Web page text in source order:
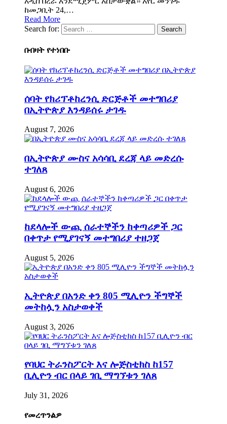
ከመጋቢት 24,…
Read More
Search for:
በብዛት የተነበቡ
ሰባት የክሪፕቶከረንሲ ድርጅቶች መተግበሪያ
በኢትዮጵያ እንዳይሰሩ ታገዱ
August 7, 2026
በኢትዮጵያ ሙስና አሳሳቢ ደረጃ ላይ መድረሱ
ተገለጸ
August 6, 2026
ከደላሎች ውጪ ሰራተኞችን ከቀጣሪዎች ጋር
በቀጥታ የሚያገናኝ መተግበሪያ ተዘጋጀ
August 5, 2026
ኢትዮጵያ በአንድ ቀን 805 ሚሊዮን ችግኞች
መትከሏን አስታወቀች
August 3, 2026
የባህር ትራንስፖርት እና ሎጅስቲክስ ከ157
ቢሊዮን ብር በላይ ገቢ ማግኘቱን ገለጸ
July 31, 2026
የመረጥንልዎ